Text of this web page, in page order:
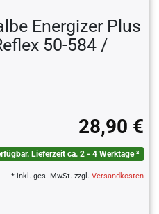
Energizer Plus
50-584 /
28,90 €
Lieferzeit ca. 2 - 4 Werktage ²
* inkl. ges. MwSt. zzgl. Versandkosten